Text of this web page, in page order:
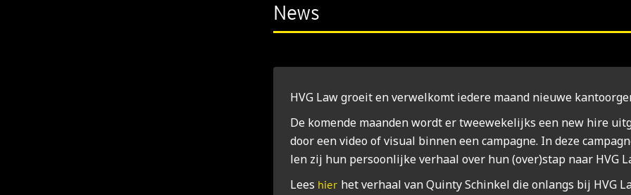
News
HVG Law groeit en ver­wel­komt iede­re maand nieu­we
De komen­de maan­den wordt er twee­we­ke­lijks een new hire
door een video of visu­al bin­nen een cam­pag­ne. In deze
len zij hun per­soon­lij­ke ver­haal over hun (over)stap naar HVG
Lees hier het ver­haal van Quin­ty Schin­kel die onlangs bij HVG